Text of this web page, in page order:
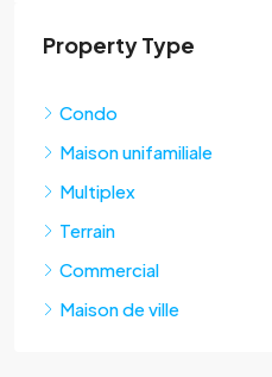
Property Type
Condo
Maison unifamiliale
Multiplex
Terrain
Commercial
Maison de ville